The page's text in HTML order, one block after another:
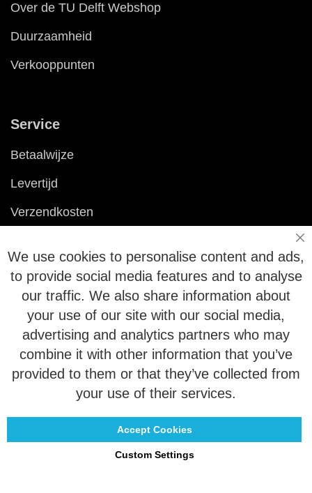
Over de TU Delft Webshop
Duurzaamheid
Verkooppunten
Service
Betaalwijze
Levertijd
Verzendkosten
Vragen
Veelgestelde vragen
Maattabel
Maatwerk
We use cookies to personalise content and ads,
to provide social media features and to analyse
our traffic. We also share information about
your use of our site with our social media,
advertising and analytics partners who may
combine it with other information that you’ve
provided to them or that they’ve collected from
your use of their services.
Accept Cookies
Custom Settings